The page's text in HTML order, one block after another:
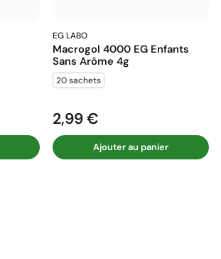
EG LABO
Macrogol 4000 EG Enfants
Sans Arôme 4g
20 sachets
Prix
2,99 €
Ajouter au panier